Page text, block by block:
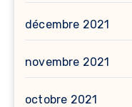
décembre 2021
novembre 2021
octobre 2021